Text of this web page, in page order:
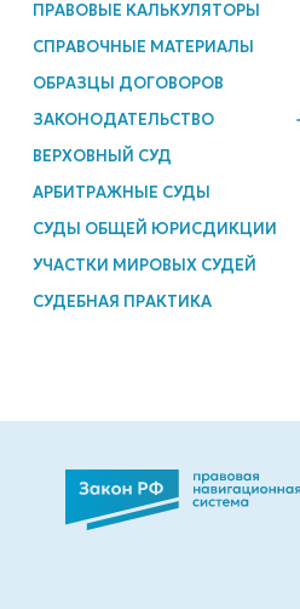
ПРАВОВЫЕ КАЛЬКУЛЯТОРЫ
СПРАВОЧНЫЕ МАТЕРИАЛЫ
ОБРАЗЦЫ ДОГОВОРОВ
ЗАКОНОДАТЕЛЬСТВО
ВЕРХОВНЫЙ СУД
АРБИТРАЖНЫЕ СУДЫ
СУДЫ ОБЩЕЙ ЮРИСДИКЦИИ
УЧАСТКИ МИРОВЫХ СУДЕЙ
СУДЕБНАЯ ПРАКТИКА